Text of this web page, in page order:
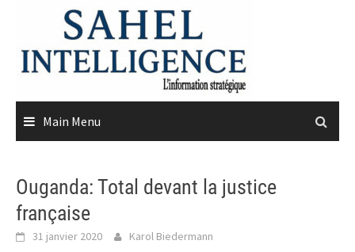
content
Main Menu
Ouganda: Total devant la justice
française
31 janvier 2020 Karol Biedermann